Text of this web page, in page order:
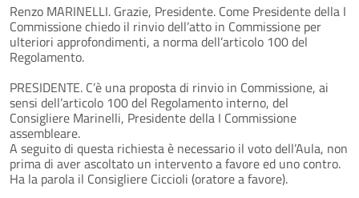
Renzo MARINELLI. Grazie, Presidente. Come Presidente della I
Commissione chiedo il rinvio dell’atto in Commissione per
ulteriori approfondimenti, a norma dell’articolo 100 del
Regolamento.
PRESIDENTE. C’è una proposta di rinvio in Commissione, ai
sensi dell’articolo 100 del Regolamento interno, del
Consigliere Marinelli, Presidente della I Commissione
assembleare.
A seguito di questa richiesta è necessario il voto dell’Aula, non
prima di aver ascoltato un intervento a favore ed uno contro.
Ha la parola il Consigliere Ciccioli (oratore a favore).